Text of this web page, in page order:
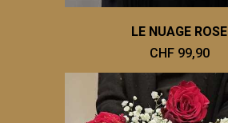
LE NUAGE ROSE
CHF 99,90